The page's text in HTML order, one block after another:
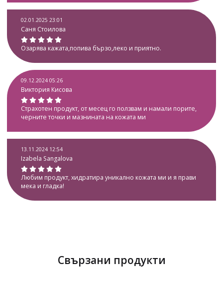
02.01.2025 23:01
Саня Стоилова
Озарява кажата,попива бързо,леко и приятно.
09.12.2024 05:26
Виктория Кисова
Страхотен продукт, от месец го ползвам и намали порите,
черните точки и мазнината на кожата ми
13.11.2024 12:54
Izabela Sangalova
Любим продукт, хидратира уникално кожата ми и я прави
мека и гладка!
Свързани продукти